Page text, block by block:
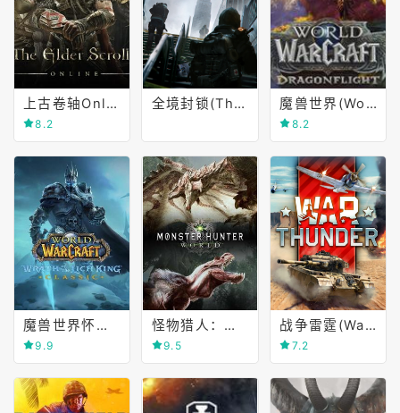
上古卷轴Online(The Elder Scrolls Online)
8.2
全境封锁(The Division) 魔兽世界(World of Warcraft)
8.2
魔兽世界怀旧服(World of Warcraft Classic)
9.9
怪物猎人：世界(MONSTER HUNTER WORLD)
9.5
战争雷霆(War Thunder)
7.2